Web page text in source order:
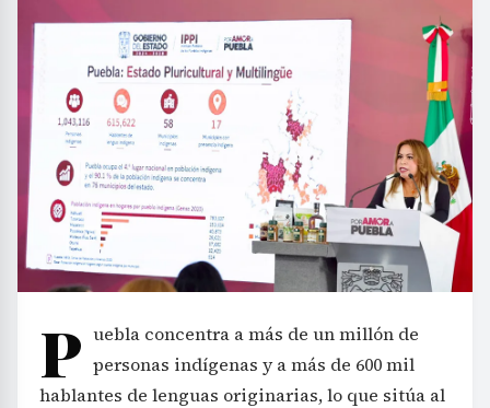
P uebla concentra a más de un millón de
personas indígenas y a más de 600 mil
hablantes de lenguas originarias, lo que sitúa al